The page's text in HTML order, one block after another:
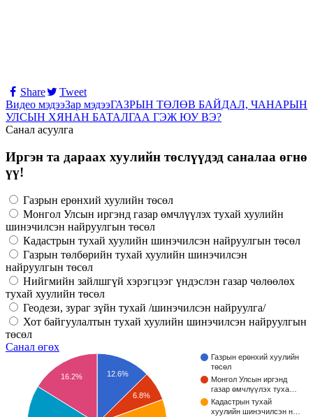
Share
Tweet
Видео мэдээЗар мэдээГАЗРЫН ТӨЛӨВ БАЙДАЛ, ЧАНАРЫН
УЛСЫН ХЯНАН БАТАЛГАА ГЭЖ ЮУ ВЭ?
Санал асуулга
Иргэн та дараах хуулийн төслүүдэд саналаа өгнө
үү!
Газрын ерөнхий хуулийн төсөл
Монгол Улсын иргэнд газар өмчлүүлэх тухай хуулийн
шинэчилсэн найруулгын төсөл
Кадастрын тухай хуулийн шинэчилсэн найруулгын төсөл
Газрын төлбөрийн тухай хуулийн шинэчилсэн
найруулгын төсөл
Нийгмийн зайлшгүй хэрэгцээг үндэслэн газар чөлөөлөх
тухай хуулийн төсөл
Геодези, зураг зүйн тухай /шинэчилсэн найруулга/
Хот байгуулалтын тухай хуулийн шинэчилсэн найруулгын
төсөл
Санал өгөх
Газрын ерөнхий хуулийн
төсөл
Монгол Улсын иргэнд
газар өмчлүүлэх туха…
Кадастрын тухай
хуулийн шинэчилсэн н…
12.6%
6.8%
16.2%